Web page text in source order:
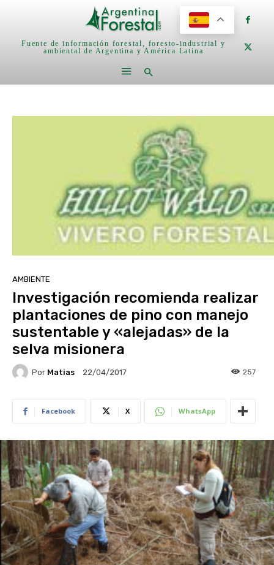
Fuente de información forestal, foresto-industrial y
ambiental de Argentina y América Latina
AMBIENTE
Investigación recomienda realizar
plantaciones de pino con manejo
sustentable y «alejadas» de la
selva misionera
Por Matias 22/04/2017 257
Facebook X WhatsApp